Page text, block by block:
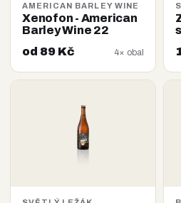
AMERICAN BARLEY WINE
Xenofon - American
Barley Wine 22
od 89 Kč
4× obal